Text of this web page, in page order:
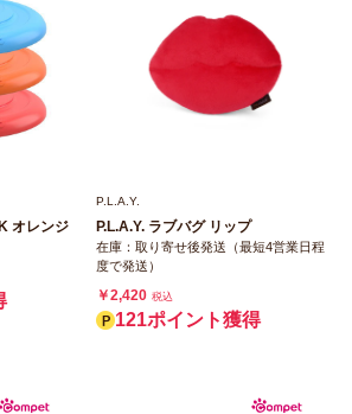
オレンジ
P.L.A.Y.
P.L.A.Y. ラブバグ リップ
在庫：取り寄せ後発送（最短4営業日程
度で発送）
￥2,420 税込
121ポイント獲得